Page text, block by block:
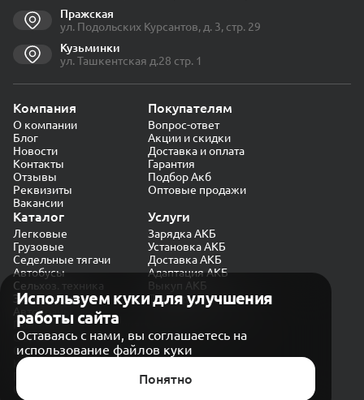
Используем куки для улучшения
работы сайта
Оставаясь с нами, вы соглашаетесь на
использование файлов куки
Понятно
Пражская
ул. Подольских Курсантов, д. 3, стр. 29
Кузьминки
ул. Ташкентская д.28 стр. 1
Компания
О компании
Блог
Новости
Контакты
Отзывы
Реквизиты
Вакансии
Покупателям
Вопрос-ответ
Акции и скидки
Доставка и оплата
Гарантия
Подбор Акб
Оптовые продажи
Каталог
Легковые
Грузовые
Седельные тягачи
Автобусы
Сельхоз. техника
Экскаваторы
Автокраны
Услуги
Зарядка АКБ
Установка АКБ
Доставка АКБ
Адаптация АКБ
Выкуп АКБ
Проверка генератора
Политика конфиденциальности
Обработка персональных данных
Согласие на обработку в «Яндекс.Метрика»
Карта сайта
© CARAKB 2026. Все права защищены